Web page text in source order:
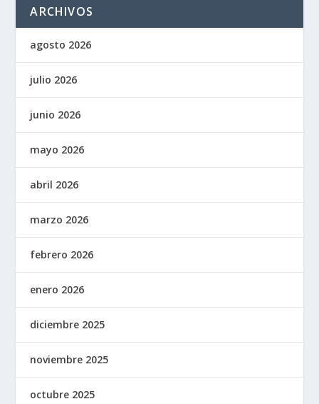
ARCHIVOS
agosto 2026
julio 2026
junio 2026
mayo 2026
abril 2026
marzo 2026
febrero 2026
enero 2026
diciembre 2025
noviembre 2025
octubre 2025